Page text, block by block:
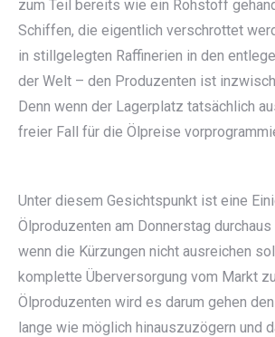
zum Teil bereits wie ein Rohstoff
Schiffen, die eigentlich verschrottet
in stillgelegten Raffinerien in den
der Welt – den Produzenten ist
Denn wenn der Lagerplatz tatsächlich
freier Fall für die Ölpreise
Unter diesem Gesichtspunkt ist eine
Ölproduzenten am Donnerstag
wenn die Kürzungen nicht ausreichen
komplette Überversorgung vom Markt
Ölproduzenten wird es darum gehen
lange wie möglich hinauszuzögern und